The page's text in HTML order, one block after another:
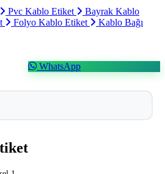
Pvc Kablo Etiket
Bayrak Kablo
Folyo Kablo Etiket
Kablo Bağı
WhatsApp